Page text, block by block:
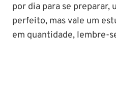
por dia para se preparar,
perfeito, mas vale um
em quantidade, lembre-